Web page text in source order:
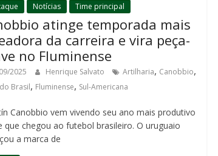
Notícias Time principal
atinge temporada mais
da carreira e vira peça-
no Fluminense
2025 Henrique Salvato Artilharia, Canobbio,
Brasil, Fluminense, Sul-Americana
Canobbio vem vivendo seu ano mais produtivo
que chegou ao futebol brasileiro. O uruguaio
a marca de